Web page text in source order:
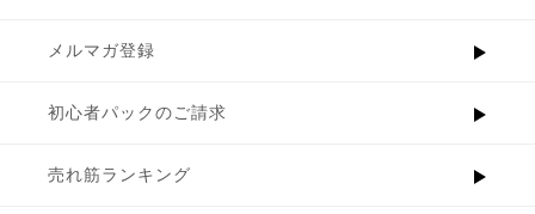
メルマガ登録
初心者パックのご請求
売れ筋ランキング